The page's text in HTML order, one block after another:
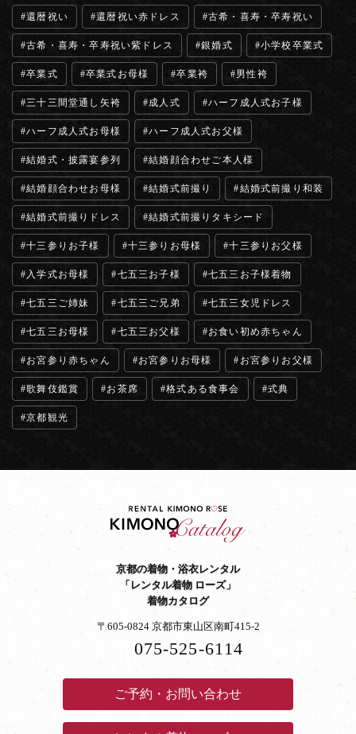
還暦祝い 還暦祝い赤ドレス 古希・喜寿・卒寿祝い
古希・喜寿・卒寿祝い紫ドレス 銀婚式 小学校卒業式
卒業式 卒業式お母様 卒業袴 男性袴
三十三間堂通し矢袴 成人式 ハーフ成人式お子様
ハーフ成人式お母様 ハーフ成人式お父様
結婚式・披露宴参列 結婚顔合わせご本人様
結婚顔合わせお母様 結婚式前撮り 結婚式前撮り和装
結婚式前撮りドレス 結婚式前撮りタキシード
十三参りお子様 十三参りお母様 十三参りお父様
入学式お母様 七五三お子様 七五三お子様着物
七五三ご姉妹 七五三ご兄弟 七五三女児ドレス
七五三お母様 七五三お父様 お食い初め赤ちゃん
お宮参り赤ちゃん お宮参りお母様 お宮参りお父様
歌舞伎鑑賞 お茶席 格式ある食事会 式典
京都観光
京都の着物・浴衣レンタル
「レンタル着物 ローズ」
着物カタログ
〒605-0824 京都市東山区南町415-2
075-525-6114
ご予約・お問い合わせ